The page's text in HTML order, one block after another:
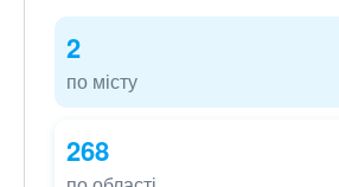
2
по місту
268